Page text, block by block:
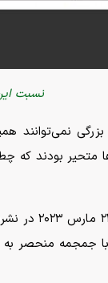
نسبت
نمی‌توانند
متحیر بودند که
جمجمه منحصر